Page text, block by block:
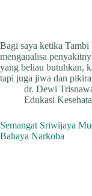
Bagi saya ketika
menganalisa
yang beliau butuhkan,
tapi juga jiwa dan
dr. Dewi
Edukasi
Semangat Sriwijaya
Bahaya Narkoba